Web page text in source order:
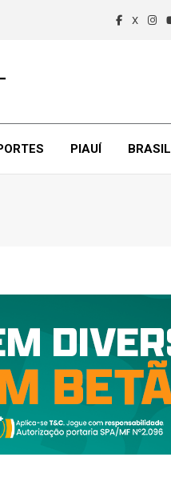
X
PIAUÍ BRASIL